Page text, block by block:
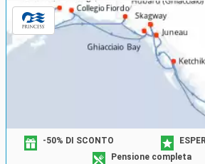
-50% DI SCONTO
Pensione completa